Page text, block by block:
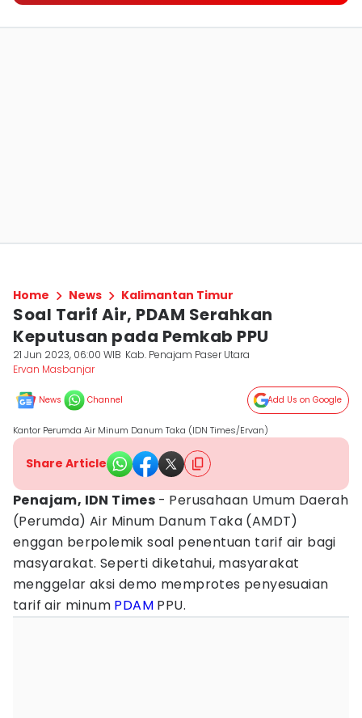
Home News Kalimantan Timur
Soal Tarif Air, PDAM Serahkan
Keputusan pada Pemkab PPU
21 Jun 2023, 06:00 WIB Kab. Penajam Paser Utara
Ervan Masbanjar
News Channel Add Us on Google
Kantor Perumda Air Minum Danum Taka (IDN Times/Ervan)
Share Article
Penajam, IDN Times - Perusahaan Umum Daerah
(Perumda) Air Minum Danum Taka (AMDT)
enggan berpolemik soal penentuan tarif air bagi
masyarakat. Seperti diketahui, masyarakat
menggelar aksi demo memprotes penyesuaian
tarif air minum PDAM PPU.